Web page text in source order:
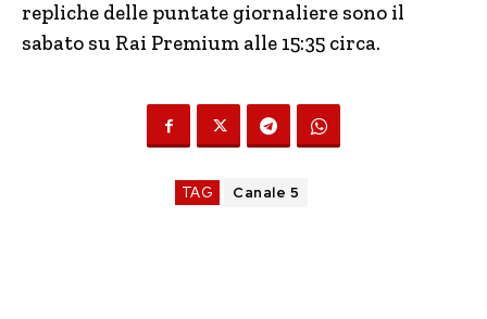
repliche delle puntate giornaliere sono il
sabato su Rai Premium alle 15:35 circa.
TAG Canale 5